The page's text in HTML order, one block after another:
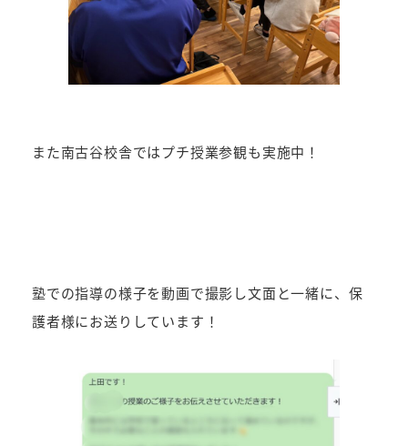
また南古谷校舎ではプチ授業参観も実施中！
塾での指導の様子を動画で撮影し文面と一緒に、保
護者様にお送りしています！